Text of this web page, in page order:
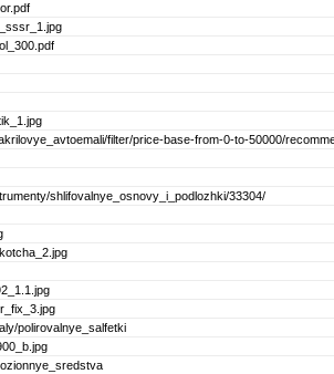
filter/price-base-from-0-to-50000/
shlifovalnye_osnovy_i_podlozhki/33304/
polirovalnye_salfetki